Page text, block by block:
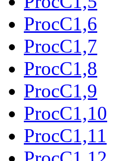
ProcC1,6
ProcC1,7
ProcC1,8
ProcC1,9
ProcC1,10
ProcC1,11